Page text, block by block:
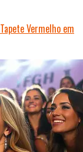
Vermelho em